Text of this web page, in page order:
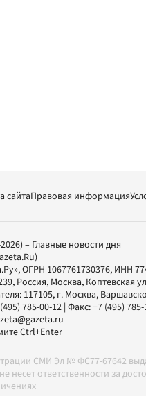
сайтаПравовая информация
– Главные новости дня
, ОГРН 1067761730376, ИНН
Россия, Москва, Коптевская
117105, г. Москва,
785-00-12| Факс:+7 (495)
Ctrl+Enter
СМИ Эл № ФС77-67642
несет ответственности за